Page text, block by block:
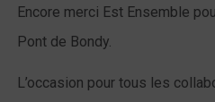
Encore merci Est Ensemble
Pont de Bondy.
L’occasion pour tous les